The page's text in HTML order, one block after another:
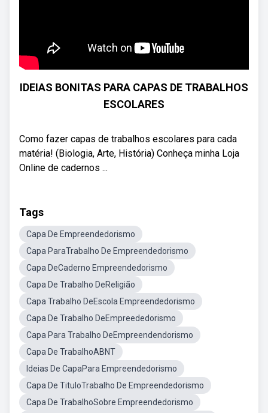
IDEIAS BONITAS PARA CAPAS DE TRABALHOS
ESCOLARES
Como fazer capas de trabalhos escolares para cada
matéria! (Biologia, Arte, História) Conheça minha Loja
Online de cadernos ...
Tags
Capa De Empreendedorismo
Capa ParaTrabalho De Empreendedorismo
Capa DeCaderno Empreendedorismo
Capa De Trabalho DeReligião
Capa Trabalho DeEscola Empreendedorismo
Capa De Trabalho DeEmpreededorismo
Capa Para Trabalho DeEmpreendendorismo
Capa De TrabalhoABNT
Ideias De CapaPara Empreendedorismo
Capa De TituloTrabalho De Empreendedorismo
Capa De TrabalhoSobre Empreendedorismo